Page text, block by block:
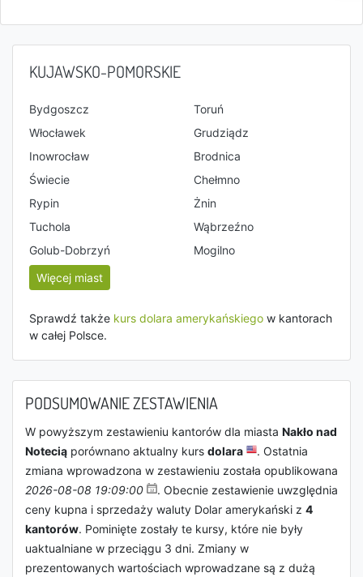
KUJAWSKO-POMORSKIE
Bydgoszcz
Toruń
Włocławek
Grudziądz
Inowrocław
Brodnica
Świecie
Chełmno
Rypin
Żnin
Tuchola
Wąbrzeźno
Golub-Dobrzyń
Mogilno
Więcej miast
Sprawdź także kurs dolara amerykańskiego w kantorach
w całej Polsce.
PODSUMOWANIE ZESTAWIENIA
W powyższym zestawieniu kantorów dla miasta Nakło nad
Notecią porównano aktualny kurs dolara
. Ostatnia
zmiana wprowadzona w zestawieniu została opublikowana
2026-08-08 19:09:00
. Obecnie zestawienie uwzględnia
ceny kupna i sprzedaży waluty Dolar amerykański z 4
kantorów. Pominięte zostały te kursy, które nie były
uaktualniane w przeciągu 3 dni. Zmiany w
prezentowanych wartościach wprowadzane są z dużą